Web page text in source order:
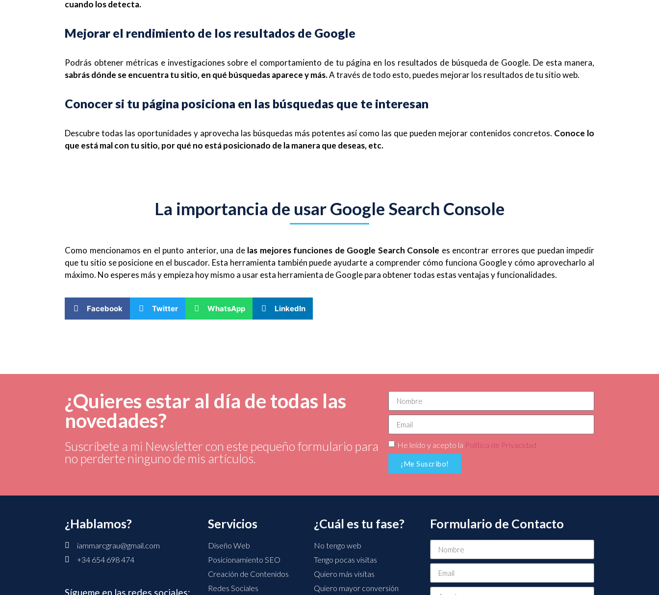
cuando los detecta.
Mejorar el rendimiento de los resultados de Google
Podrás obtener métricas e investigaciones sobre el comportamiento de tu página en los resultados de búsqueda de Google. De esta manera,
sabrás dónde se encuentra tu sitio, en qué búsquedas aparece y más.A través de todo esto, puedes mejorar los resultados de tu sitio web.
Conocer si tu página posiciona en las búsquedas que te interesan
Descubre todas las oportunidades y aprovecha las búsquedas más potentes así como las que pueden mejorar contenidos concretos. Conoce lo
que está mal con tu sitio, por qué no está posicionado de la manera que deseas, etc.
La importancia de usar Google Search Console
Como mencionamos en el punto anterior, una de las mejores funciones de Google Search Console es encontrar errores que puedan impedir
que tu sitio se posicione en el buscador. Esta herramienta también puede ayudarte a comprender cómo funciona Google y cómo aprovecharlo al
máximo. No esperes más y empieza hoy mismo a usar esta herramienta de Google para obtener todas estas ventajas y funcionalidades.
Facebook Twitter WhatsApp LinkedIn
¿Quieres estar al día de todas las
novedades?
Suscríbete a mi Newsletter con este pequeño formulario para
no perderte ninguno de mis artículos.
He leído y acepto la Política de Privacidad
¡Me Suscribo!
¿Hablamos?
iammarcgrau@gmail.com
+34 654 698 474
Sígueme en las redes sociales:
Servicios
Diseño Web
Posicionamiento SEO
Creación de Contenidos
Redes Sociales
¿Cuál es tu fase?
No tengo web
Tengo pocas visitas
Quiero más visitas
Quiero mayor conversión
Formulario de Contacto